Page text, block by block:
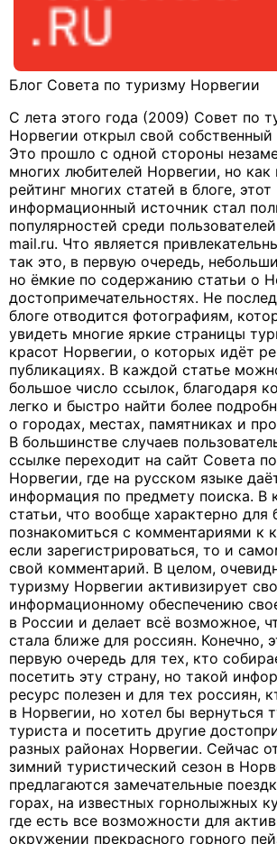
Блог Совета по туризму Норвегии
С лета этого года (2009) Совет по
Норвегии открыл свой собственный
Это прошло с одной стороны
многих любителей Норвегии, но как
рейтинг многих статей в блоге, этот
информационный источник стал
популярностей среди
mail.ru. Что является
так это, в первую очередь,
но ёмкие по содержанию статьи о
достопримечательностях. Не
блоге отводится фотографиям,
увидеть многие яркие страницы
красот Норвегии, о которых идёт
публикациях. В каждой статье
большое число ссылок, благодаря
легко и быстро найти более
о городах, местах, памятниках и
В большинстве случаев
ссылке переходит на сайт Совета
Норвегии, где на русском языке
информация по предмету поиска. В
статьи, что вообще характерно для
познакомиться с комментариями к
если зарегистрироваться, то и
свой комментарий. В целом,
туризму Норвегии активизирует
информационному обеспечению
в России и делает всё возможное,
стала ближе для россиян. Конечно,
первую очередь для тех, кто
посетить эту страну, но такой
ресурс полезен и для тех россиян,
в Норвегии, но хотел бы вернуться
туриста и посетить другие
разных районах Норвегии. Сейчас
зимний туристический сезон в
предлагаются замечательные
горах, на известных горнолыжных
где есть все возможности для
окружении прекрасного горного